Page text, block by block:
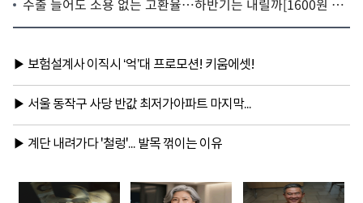
수출 늘어도 소용 없는 고환율…하반기는 내릴까[1600원 환
율 오나③]